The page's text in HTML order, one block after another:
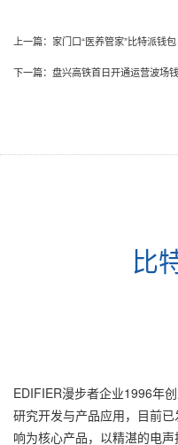
上一篇： 家门口“医养管家”比特派钱
下一篇： 盘兴高铁首日开通运营波场
比
EDIFIER漫步者企业1996年
研究开发与产品应用，目前
响为核心产品，以精湛的电